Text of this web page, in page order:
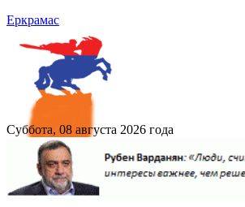
Еркрамас
Суббота, 08 августа 2026 года